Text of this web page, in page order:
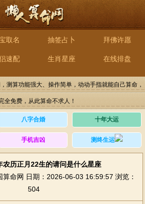
取名 抽签占卜 拜佛许愿
速配 生肖星座 在线排盘
测算功能强大、操作简单，动动手指就能自己算命，
全免费，从此算命不求人！
八字合婚 十年大运
手机吉凶 测终生运
农历正月22生的请问是什么星座
算命网 日期：2026-06-03 16:59:57 浏览：
504